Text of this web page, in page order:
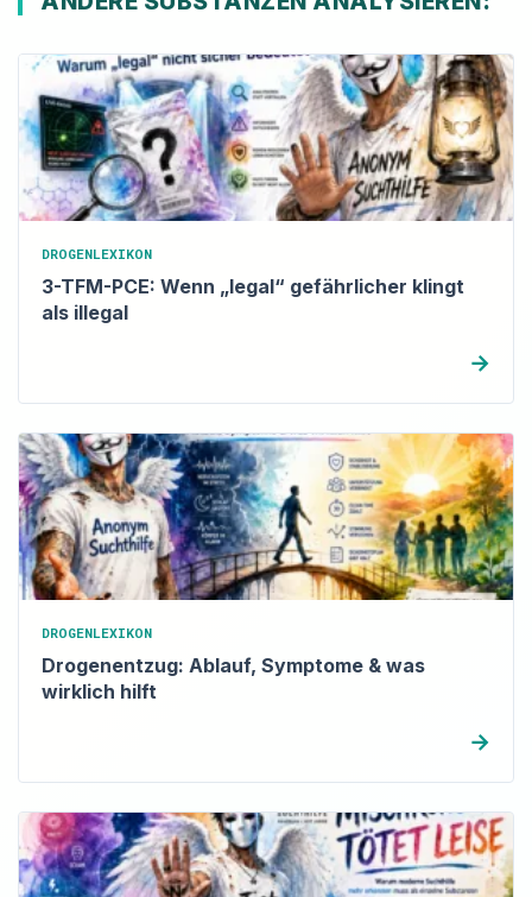
DROGENLEXIKON
3-TFM-PCE: Wenn „legal“ gefährlicher klingt
als illegal
→
DROGENLEXIKON
Drogenentzug: Ablauf, Symptome & was
wirklich hilft
→